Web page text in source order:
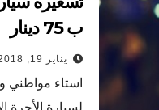
ب 75 دينار
يناير 19, 2018
استاء مواطني